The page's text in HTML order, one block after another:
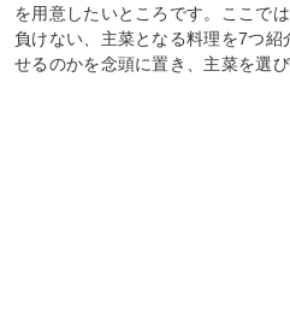
を用意したいところです。ここで
負けない、主菜となる料理を7つ
せるのかを念頭に置き、主菜を選び